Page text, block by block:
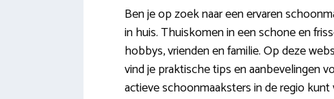
Ben je op zoek naar een ervaren
in huis. Thuiskomen in een schone en
hobbys, vrienden en familie. Op deze
vind je praktische tips en aanbevelingen
actieve schoonmaaksters in de regio